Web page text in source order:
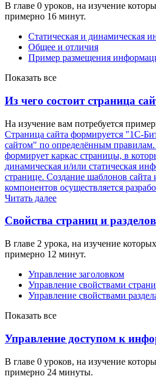
В главе 0 уроков, на изучение
примерно 16 минут.
Статическая и динамическая
Общее и отличия
Пример размещения
Показать все
Из чего состоит страница
На изучение вам потребуется
Страница сайта формируется "1С-
сайтом" по определённым
формирует каркас страницы, в
динамическая и/или статическая
странице. Создание шаблонов
компонентов осуществляется
Читать далее
Свойства страниц и разделов
В главе 2 урока, на изучение
примерно 12 минут.
Управление заголовком
Управление свойствами
Управление свойствами
Показать все
Управление доступом к
В главе 0 уроков, на изучение
примерно 24 минуты.